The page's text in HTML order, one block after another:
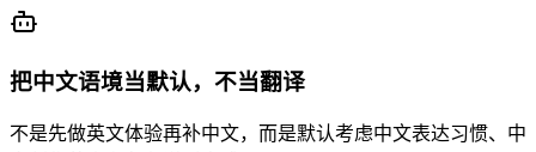
把中文语境当默认，不当翻译
不是先做英文体验再补中文，而是默认考虑中文表达习惯、中